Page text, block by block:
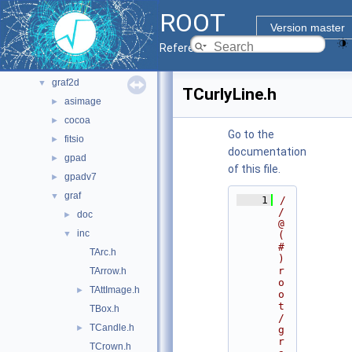
ROOT
Version master
Reference Guide
► bindings
► core
► documentation
► geom
▼ graf2d
► asimage
► cocoa
► fitsio
► gpad
► gpadv7
▼ graf
► doc
▼
inc
TArc.h
TArrow.h
►
TAttImage.h
TBox.h
►
TCandle.h
TCrown.h
TCurlyLine.h
Go to the
documentation
of this file.
    1
/
/
@
(
#
)
r
o
o
t
/
g
r